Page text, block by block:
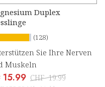
Duplex
(128)
Sie Ihre Nerven
Muskeln
15.99 CHF 19.99